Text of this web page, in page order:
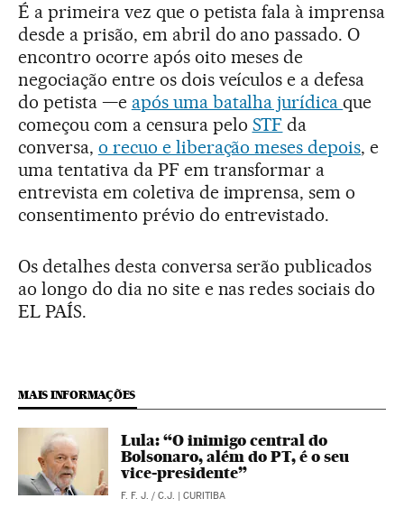
É a primeira vez que o petista fala à imprensa
desde a prisão, em abril do ano passado. O
encontro ocorre após oito meses de
negociação entre os dois veículos e a defesa
do petista —e após uma batalha jurídicaque
começou com a censura pelo STF da
conversa, o recuo e liberação meses depois, e
uma tentativa da PF em transformar a
entrevista em coletiva de imprensa, sem o
consentimento prévio do entrevistado.
Os detalhes desta conversa serão publicados
ao longo do dia no site e nas redes sociais do
EL PAÍS.
MAIS INFORMAÇÕES
Lula: “O inimigo central do
Bolsonaro, além do PT, é o seu
vice-presidente”
F. F. J. / C.J. | CURITIBA